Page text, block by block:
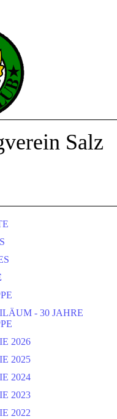
Salz
- 30 JAHRE
2026
2025
2024
2023
2022